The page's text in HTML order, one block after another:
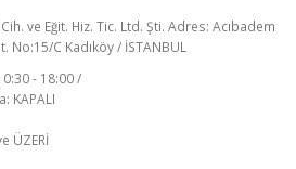
ve Eğit. Hiz. Tic. Ltd. Şti. Adres: Acıbadem
No:15/C Kadıköy / İSTANBUL
- 18:00 /
KAPALI
ÜZERİ